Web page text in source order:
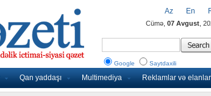
Qan yaddaşı Multimediya Reklamlar və elanlar
Az En
Cümə, 07 Avgust ,
Google Saytdaxili